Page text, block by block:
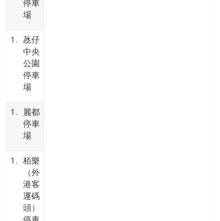
停車
場
氹仔
中央
公園
停車
場
麗都
停車
場
栢樂
（外
港客
運碼
頭）